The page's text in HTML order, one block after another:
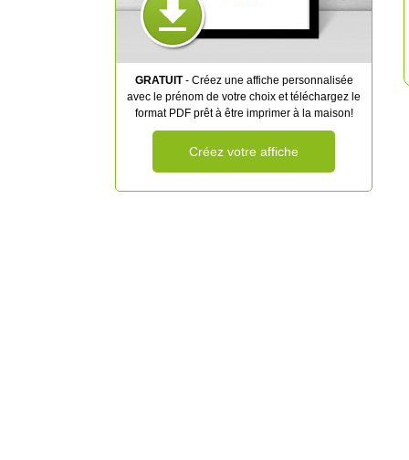
GRATUIT- Créez une affiche personnalisée
avec le prénom de votre choix et téléchargez le
format PDF prêt à être imprimer à la maison!
Créez votre affiche